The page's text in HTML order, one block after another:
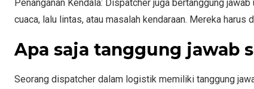
Penanganan Kendala: Dispatcher juga bertanggung
cuaca, lalu lintas, atau masalah kendaraan. Mereka
Apa saja tanggung jawab
Seorang dispatcher dalam logistik memiliki tanggung